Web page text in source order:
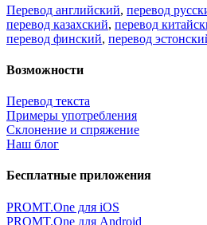
Перевод английский, перевод
перевод казахский, перевод
перевод финский, перевод
Возможности
Перевод текста
Примеры употребления
Склонение и спряжение
Наш блог
Бесплатные приложения
PROMT.One для iOS
PROMT.One для Android